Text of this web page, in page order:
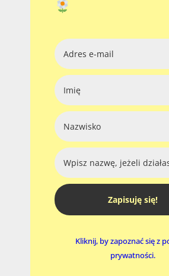
Zapisuję się!
Kliknij, by zapoznać się z
prywatności.